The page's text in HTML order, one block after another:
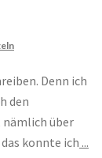
Denn ich
den
über
konnte ich ...